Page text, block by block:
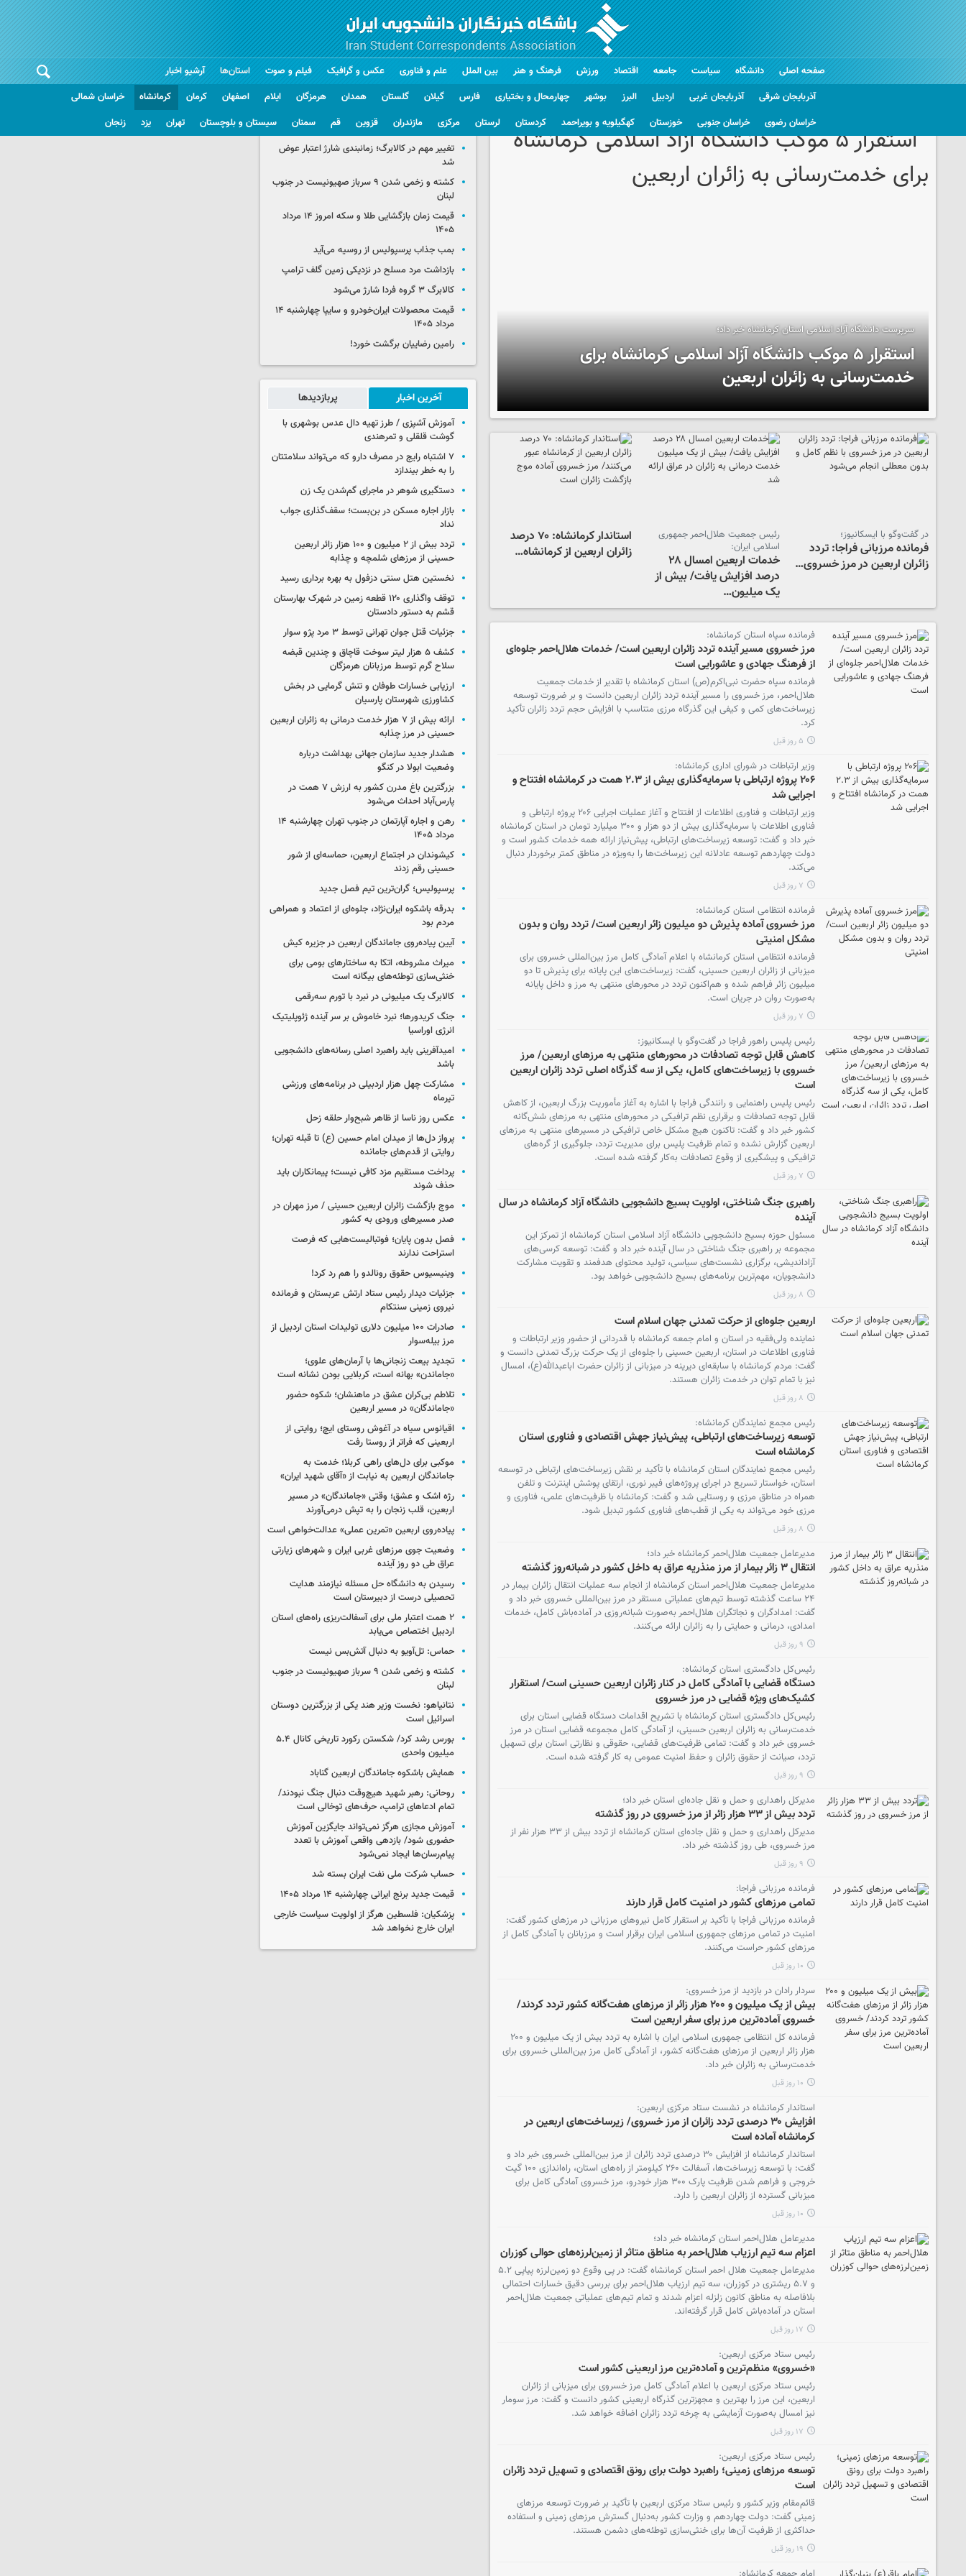
صفحه اصلی دانشگاه سیاست جامعه اقتصاد ورزش فرهنگ و هنر بین الملل علم و فناوری عکس و گرافیک فیلم و صوت
استان‌ها
آذربایجان شرقی
آذربایجان غربی اردبیل البرز بوشهر چهارمحال و بختیاری فارس گیلان گلستان همدان هرمزگان ایلام اصفهان کرمان کرمانشاه
خراسان شمالی
خراسان رضوی
خراسان جنوبی خوزستان کهگیلویه و بویراحمد کردستان لرستان مرکزی مازندران قزوین قم سمنان سیستان و بلوچستان تهران یزد زنجان
آرشیو اخبار
سرپرست دانشگاه آزاد اسلامی استان کرمانشاه خبر داد؛
استقرار ۵ موکب دانشگاه آزاد اسلامی کرمانشاه برای
خدمت‌رسانی به زائران اربعین
در گفت‌وگو با ایسکانیوز؛
فرمانده مرزبانی فراجا: تردد
زائران اربعین در مرز خسروی…
رئیس جمعیت هلال‌احمر جمهوری
اسلامی ایران:
خدمات اربعین امسال ۲۸
درصد افزایش یافت/ بیش از
یک میلیون…
استاندار کرمانشاه: ۷۰ درصد
زائران اربعین از کرمانشاه…
فرمانده سپاه استان کرمانشاه:
مرز خسروی مسیر آینده تردد زائران اربعین است/ خدمات هلال‌احمر جلوه‌ای
از فرهنگ جهادی و عاشورایی است
فرمانده سپاه حضرت نبی‌اکرم(ص) استان کرمانشاه با تقدیر از خدمات جمعیت
هلال‌احمر، مرز خسروی را مسیر آینده تردد زائران اربعین دانست و بر ضرورت توسعه
زیرساخت‌های کمی و کیفی این گذرگاه مرزی متناسب با افزایش حجم تردد زائران تأکید
کرد.
۵ روز قبل
وزیر ارتباطات در شورای اداری کرمانشاه:
۲۰۶ پروژه ارتباطی با سرمایه‌گذاری بیش از ۲.۳ همت در کرمانشاه افتتاح و
اجرایی شد
وزیر ارتباطات و فناوری اطلاعات از افتتاح و آغاز عملیات اجرایی ۲۰۶ پروژه ارتباطی و
فناوری اطلاعات با سرمایه‌گذاری بیش از دو هزار و ۳۰۰ میلیارد تومان در استان کرمانشاه
خبر داد و گفت: توسعه زیرساخت‌های ارتباطی، پیش‌نیاز ارائه همه خدمات کشور است و
دولت چهاردهم توسعه عادلانه این زیرساخت‌ها را به‌ویژه در مناطق کمتر برخوردار دنبال
می‌کند.
۷ روز قبل
فرمانده انتظامی استان کرمانشاه:
مرز خسروی آماده پذیرش دو میلیون زائر اربعین است/ تردد روان و بدون
مشکل امنیتی
فرمانده انتظامی استان کرمانشاه با اعلام آمادگی کامل مرز بین‌المللی خسروی برای
میزبانی از زائران اربعین حسینی، گفت: زیرساخت‌های این پایانه برای پذیرش تا دو
میلیون زائر فراهم شده و هم‌اکنون تردد در محورهای منتهی به مرز و داخل پایانه
به‌صورت روان در جریان است.
۷ روز قبل
رئیس پلیس راهور فراجا در گفت‌وگو با ایسکانیوز:
کاهش قابل توجه تصادفات در محورهای منتهی به مرزهای اربعین/ مرز
خسروی با زیرساخت‌های کامل، یکی از سه گذرگاه اصلی تردد زائران اربعین
است
رئیس پلیس راهنمایی و رانندگی فراجا با اشاره به آغاز مأموریت بزرگ اربعین، از کاهش
قابل توجه تصادفات و برقراری نظم ترافیکی در محورهای منتهی به مرزهای شش‌گانه
کشور خبر داد و گفت: تاکنون هیچ مشکل خاص ترافیکی در مسیرهای منتهی به مرزهای
اربعین گزارش نشده و تمام ظرفیت پلیس برای مدیریت تردد، جلوگیری از گره‌های
ترافیکی و پیشگیری از وقوع تصادفات به‌کار گرفته شده است.
۷ روز قبل
راهبری جنگ شناختی، اولویت بسیج دانشجویی دانشگاه آزاد کرمانشاه در سال
آینده
مسئول حوزه بسیج دانشجویی دانشگاه آزاد اسلامی استان کرمانشاه از تمرکز این
مجموعه بر راهبری جنگ شناختی در سال آینده خبر داد و گفت: توسعه کرسی‌های
آزاداندیشی، برگزاری نشست‌های سیاسی، تولید محتوای هدفمند و تقویت مشارکت
دانشجویان، مهم‌ترین برنامه‌های بسیج دانشجویی خواهد بود.
۸ روز قبل
اربعین جلوه‌ای از حرکت تمدنی جهان اسلام است
نماینده ولی‌فقیه در استان و امام جمعه کرمانشاه با قدردانی از حضور وزیر ارتباطات و
فناوری اطلاعات در استان، اربعین حسینی را جلوه‌ای از یک حرکت بزرگ تمدنی دانست و
گفت: مردم کرمانشاه با سابقه‌ای دیرینه در میزبانی از زائران حضرت اباعبدالله(ع)، امسال
نیز با تمام توان در خدمت زائران هستند.
۸ روز قبل
رئیس مجمع نمایندگان کرمانشاه:
توسعه زیرساخت‌های ارتباطی، پیش‌نیاز جهش اقتصادی و فناوری استان
کرمانشاه است
رئیس مجمع نمایندگان استان کرمانشاه با تأکید بر نقش زیرساخت‌های ارتباطی در توسعه
استان، خواستار تسریع در اجرای پروژه‌های فیبر نوری، ارتقای پوشش اینترنت و تلفن
همراه در مناطق مرزی و روستایی شد و گفت: کرمانشاه با ظرفیت‌های علمی، فناوری و
مرزی خود می‌تواند به یکی از قطب‌های فناوری کشور تبدیل شود.
۸ روز قبل
مدیرعامل جمعیت هلال‌احمر کرمانشاه خبر داد؛
انتقال ۳ زائر بیمار از مرز منذریه عراق به داخل کشور در شبانه‌روز گذشته
مدیرعامل جمعیت هلال‌احمر استان کرمانشاه از انجام سه عملیات انتقال زائران بیمار در
۲۴ ساعت گذشته توسط تیم‌های عملیاتی مستقر در مرز بین‌المللی خسروی خبر داد و
گفت: امدادگران و نجاتگران هلال‌احمر به‌صورت شبانه‌روزی در آماده‌باش کامل، خدمات
امدادی، درمانی و حمایتی را به زائران ارائه می‌کنند.
۹ روز قبل
رئیس‌کل دادگستری استان کرمانشاه:
دستگاه قضایی با آمادگی کامل در کنار زائران اربعین حسینی است/ استقرار
کشیک‌های ویژه قضایی در مرز خسروی
رئیس‌کل دادگستری استان کرمانشاه با تشریح اقدامات دستگاه قضایی استان برای
خدمت‌رسانی به زائران اربعین حسینی، از آمادگی کامل مجموعه قضایی استان در مرز
خسروی خبر داد و گفت: تمامی ظرفیت‌های قضایی، حقوقی و نظارتی استان برای تسهیل
تردد، صیانت از حقوق زائران و حفظ امنیت عمومی به کار گرفته شده است.
۹ روز قبل
مدیرکل راهداری و حمل و نقل جاده‌ای استان خبر داد؛
تردد بیش از ۳۳ هزار زائر از مرز خسروی در روز گذشته
️مدیرکل راهداری و حمل و نقل جاده‌ای استان کرمانشاه از تردد بیش از ۳۳ هزار نفر از
مرز خسروی، طی روز گذشته خبر داد.
۹ روز قبل
فرمانده مرزبانی فراجا:
تمامی مرزهای کشور در امنیت کامل قرار دارند
فرمانده مرزبانی فراجا با تأکید بر استقرار کامل نیروهای مرزبانی در مرزهای کشور گفت:
امنیت در تمامی مرزهای جمهوری اسلامی ایران برقرار است و مرزبانان با آمادگی کامل از
مرزهای کشور حراست می‌کنند.
۱۰ روز قبل
سردار رادان در بازدید از مرز خسروی:
بیش از یک میلیون و ۲۰۰ هزار زائر از مرزهای هفت‌گانه کشور تردد کردند/
خسروی آماده‌ترین مرز برای سفر اربعین است
فرمانده کل انتظامی جمهوری اسلامی ایران با اشاره به تردد بیش از یک میلیون و ۲۰۰
هزار زائر اربعین از مرزهای هفت‌گانه کشور، از آمادگی کامل مرز بین‌المللی خسروی برای
خدمت‌رسانی به زائران خبر داد.
۱۰ روز قبل
استاندار کرمانشاه در نشست ستاد مرکزی اربعین:
افزایش ۳۰ درصدی تردد زائران از مرز خسروی/ زیرساخت‌های اربعین در
کرمانشاه آماده است
استاندار کرمانشاه از افزایش ۳۰ درصدی تردد زائران از مرز بین‌المللی خسروی خبر داد و
گفت: با توسعه زیرساخت‌ها، آسفالت ۲۶۰ کیلومتر از راه‌های استان، راه‌اندازی ۱۰۰ گیت
خروجی و فراهم شدن ظرفیت پارک ۳۰۰ هزار خودرو، مرز خسروی آمادگی کامل برای
میزبانی گسترده از زائران اربعین را دارد.
۱۰ روز قبل
مدیرعامل هلال‌احمر استان کرمانشاه خبر داد؛
اعزام سه تیم ارزیاب هلال‌احمر به مناطق متاثر از زمین‌لرزه‌های حوالی کوزران
مدیرعامل جمعیت هلال احمر استان کرمانشاه گفت: در پی وقوع دو زمین‌لرزه پیاپی ۵.۲
و ۵.۷ ریشتری در کوزران، سه تیم ارزیاب هلال‌احمر برای بررسی دقیق خسارات احتمالی
بلافاصله به مناطق کانون زلزله اعزام شدند و تمام تیم‌های عملیاتی جمعیت هلال‌احمر
استان در آماده‌باش کامل قرار گرفته‌اند.
۱۷ روز قبل
رئیس ستاد مرکزی اربعین:
«خسروی» منظم‌ترین و آماده‌ترین مرز اربعینی کشور است
رئیس ستاد مرکزی اربعین با اعلام آمادگی کامل مرز خسروی برای میزبانی از زائران
اربعین، این مرز را بهترین و مجهزترین گذرگاه اربعینی کشور دانست و گفت: مرز سومار
نیز امسال به‌صورت آزمایشی به چرخه تردد زائران اضافه خواهد شد.
۱۷ روز قبل
رئیس ستاد مرکزی اربعین:
توسعه مرزهای زمینی؛ راهبرد دولت برای رونق اقتصادی و تسهیل تردد زائران
است
قائم‌مقام وزیر کشور و رئیس ستاد مرکزی اربعین با تأکید بر ضرورت توسعه مرزهای
زمینی گفت: دولت چهاردهم و وزارت کشور به‌دنبال گسترش مرزهای زمینی و استفاده
حداکثری از ظرفیت آن‌ها برای خنثی‌سازی توطئه‌های دشمن هستند.
۱۹ روز قبل
گزیده اخبار
تغییر مهم در کالابرگ؛ زمانبندی‌ شارژ اعتبار عوض
شد
کشته و زخمی شدن ۹ سرباز صهیونیست در جنوب
لبنان
قیمت زمان بازگشایی طلا و سکه امروز ۱۴ مرداد
۱۴۰۵
بمب جذاب پرسپولیس از روسیه می‌آید
بازداشت مرد مسلح در نزدیکی زمین گلف ترامپ
کالابرگ ۳ گروه فردا شارژ می‌شود
قیمت محصولات ایران‌خودرو و سایپا چهارشنبه ۱۴
مرداد ۱۴۰۵
رامین رضاییان برگشت خورد!
آخرین اخبار پربازدیدها
آموزش آشپزی / طرز تهیه دال عدس بوشهری با
گوشت قلقلی و تمرهندی
۷ اشتباه رایج در مصرف دارو که می‌تواند سلامتتان
را به خطر بیندازد
دستگیری شوهر در ماجرای گم‌شدن یک زن
بازار اجاره مسکن در بن‌بست؛ سقف‌گذاری جواب
نداد
تردد بیش از ۲ میلیون و ۱۰۰ هزار زائر اربعین
حسینی از مرزهای شلمچه و چذابه
نخستین هتل سنتی دزفول به بهره برداری رسید
توقف واگذاری ۱۲۰ قطعه زمین در شهرک بهارستان
قشم به دستور دادستان
جزئیات قتل جوان تهرانی توسط ۳ مرد پژو سوار
کشف ۵ هزار لیتر سوخت قاچاق و چندین قبضه
سلاح گرم توسط مرزبانان هرمزگان
ارزیابی خسارات طوفان و تنش گرمایی در بخش
کشاورزی شهرستان پارسیان
ارائه بیش از ۷ هزار خدمت درمانی به زائران اربعین
حسینی در مرز چذابه
هشدار جدید سازمان جهانی بهداشت درباره
وضعیت ابولا در کنگو
بزرگترین باغ مدرن کشور به ارزش ۷ همت در
پارس‌آباد احداث می‌شود
رهن و اجاره آپارتمان در جنوب تهران چهارشنبه ۱۴
مرداد ۱۴۰۵
کیشوندان در اجتماع اربعین، حماسه‌ای از شور
حسینی رقم زدند
پرسپولیس؛ گران‌ترین تیم فصل جدید
بدرقه باشکوه ایران‌نژاد، جلوه‌ای از اعتماد و همراهی
مردم بود
آیین پیاده‌روی جاماندگان اربعین در جزیره کیش
میراث مشروطه، اتکا به ساختارهای بومی برای
خنثی‌سازی توطئه‌های بیگانه است
کالابرگ یک میلیونی در نبرد با تورم سه‌رقمی
جنگ کریدورها؛ نبرد خاموش بر سر آینده ژئوپلیتیک
انرژی اوراسیا
امیدآفرینی باید راهبرد اصلی رسانه‌های دانشجویی
باشد
مشارکت چهل‌ هزار اردبیلی در برنامه‌های ورزشی
تیرماه
عکس روز ناسا از ظاهر شبح‌وار حلقه زحل
پرواز دل‌ها از میدان امام حسین (ع) تا قبله تهران؛
روایتی از قدم‌های جامانده
پرداخت مستقیم مزد کافی نیست؛ پیمانکاران باید
حذف شوند
موج بازگشت زائران اربعین حسینی / مرز مهران در
صدر مسیرهای ورودی به کشور
فصل بدون پایان؛ فوتبالیست‌هایی که فرصت
استراحت ندارند
وینیسیوس حقوق رونالدو را هم رد کرد!
جزئیات دیدار رئیس ستاد ارتش عربستان و فرمانده
نیروی زمینی سنتکام
صادرات ۱۰۰ میلیون دلاری تولیدات استان اردبیل از
مرز بیله‌سوار
تجدید بیعت زنجانی‌ها با آرمان‌های علوی؛
«جاماندن» بهانه است، کربلایی بودن نشانه است
تلاطم بی‌کران عشق در ماهنشان؛ شکوه حضور
«جاماندگان» در مسیر اربعین
اقیانوس سیاه در آغوش روستای ایچ؛ روایتی از
اربعینی که فراتر از روستا رفت
موکبی برای دل‌های راهی کربلا؛ خدمت به
جاماندگان اربعین به نیابت از «آقای شهید ایران»
رژه اشک و عشق؛ وقتی «جاماندگان» در مسیر
اربعین، قلب زنجان را به تپش درمی‌آورند
پیاده‌روی اربعین «تمرین عملی» عدالت‌خواهی است
وضعیت جوی مرزهای غربی ایران و شهرهای زیارتی
عراق طی دو روز آینده
رسیدن به دانشگاه حل مسئله نیازمند هدایت
تحصیلی درست از دبیرستان است
۲ همت اعتبار ملی برای آسفالت‌ریزی راه‌های استان
اردبیل اختصاص می‌یابد
حماس: تل‌آویو به دنبال آتش‌بس نیست
کشته و زخمی شدن ۹ سرباز صهیونیست در جنوب
لبنان
نتانیاهو: نخست وزیر هند یکی از بزرگترین دوستان
اسرائیل است
بورس رشد کرد/ شکستن رکورد تاریخی کانال ۵.۴
میلیون واحدی
همایش باشکوه جاماندگان اربعین گناباد
روحانی: رهبر شهید هیچ‌وقت دنبال جنگ نبودند/
تمام ادعاهای ترامپ، حرف‌های توخالی است
آموزش مجازی هرگز نمی‌تواند جایگزین آموزش
حضوری شود/ بازدهی واقعی آموزش با تعدد
پیام‌رسان‌ها ایجاد نمی‌شود
حساب‌ شرکت ملی نفت ایران بسته شد
قیمت جدید برنج ایرانی چهارشنبه ۱۴ مرداد ۱۴۰۵
پزشکیان: فلسطین هرگز از اولویت سیاست خارجی
ایران خارج نخواهد شد